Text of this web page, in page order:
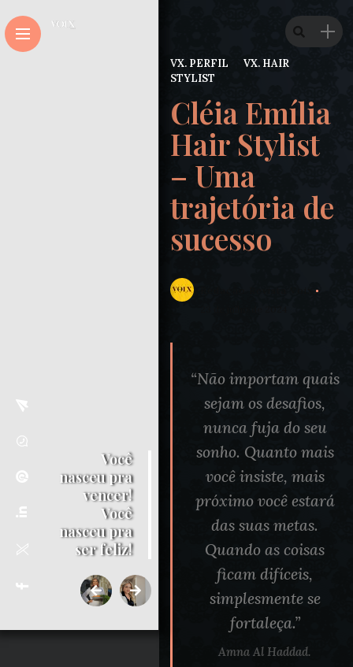
Você
nasceu pra
vencer!
Você
nasceu pra
ser feliz!
VX. PERFIL
VX. HAIR
STYLIST
Cléia Emília
Hair Stylist
– Uma
trajetória de
sucesso
“Não importam quais
sejam os desafios,
nunca fuja do seu
sonho. Quanto mais
você insiste, mais
próximo você estará
das suas metas.
Quando as coisas
ficam difíceis,
simplesmente se
fortaleça.”
Amna Al Haddad.